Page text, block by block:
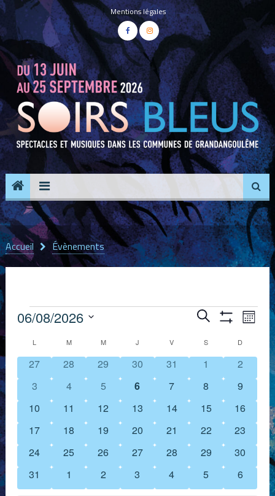
Mentions légales
Accueil Évènements
Évènements
et
navigation
de
vues
Recherche
Filtres
Mois
06/08/2026
date.
Calendrier
de
Évènements
L M M MERCREDI
J V VENDREDI
S D
0
évènements
27
0
évènements
28
0
évènements
29
0
évènements
30
0
évènements
31
0
évènements
1
0
2
0
évènements
3
0
évènements
4
0
évènements
5
0
évènements
6
0
évènements
7
0
évènements
8
0
9
0
évènements
10
0
évènements
11
0
évènements
12
0
évènements
13
0
évènements
14
0
évènements
15
0
16
0
évènements
17
0
évènements
18
0
évènements
19
0
évènements
20
0
évènements
21
0
évènements
22
0
23
0
évènements
24
0
évènements
25
0
évènements
26
0
évènements
27
0
évènements
28
0
évènements
29
0
30
0
évènements
31
0
évènements
1
0
évènements
2
0
évènements
3
0
évènements
4
0
évènements
5
0
6
Panneau de gestion des cookies